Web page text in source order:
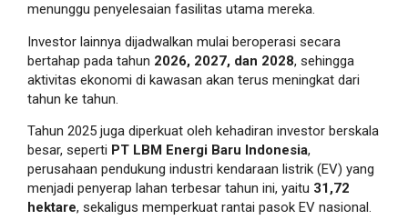
menunggu penyelesaian fasilitas utama mereka.
Investor lainnya dijadwalkan mulai beroperasi secara
bertahap pada tahun 2026, 2027, dan 2028, sehingga
aktivitas ekonomi di kawasan akan terus meningkat dari
tahun ke tahun.
Tahun 2025 juga diperkuat oleh kehadiran investor berskala
besar, seperti PT LBM Energi Baru Indonesia,
perusahaan pendukung industri kendaraan listrik (EV) yang
menjadi penyerap lahan terbesar tahun ini, yaitu 31,72
hektare, sekaligus memperkuat rantai pasok EV nasional.